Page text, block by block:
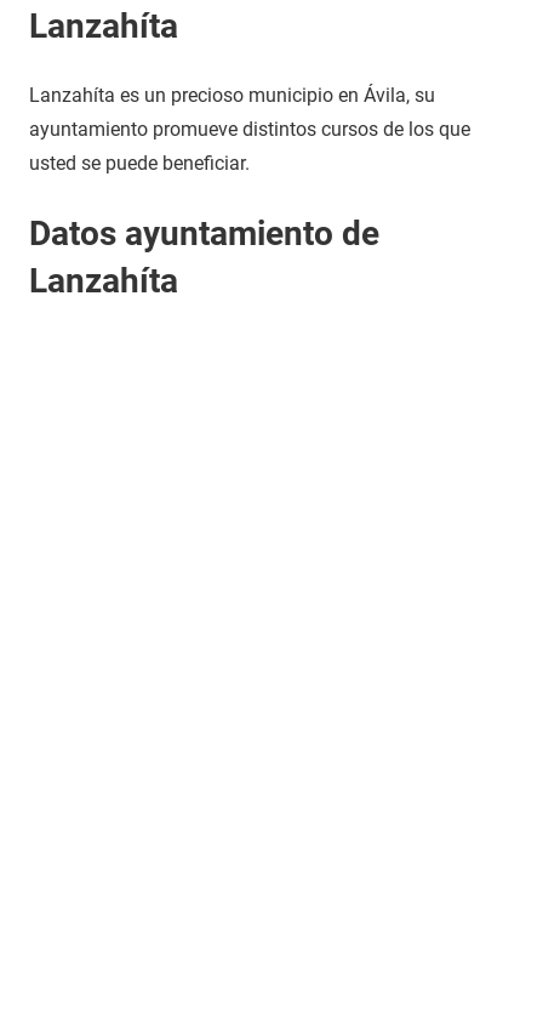
Lanzahíta
Lanzahíta es un precioso municipio en Ávila, su
ayuntamiento promueve distintos cursos de los que
usted se puede beneficiar.
Datos ayuntamiento de
Lanzahíta